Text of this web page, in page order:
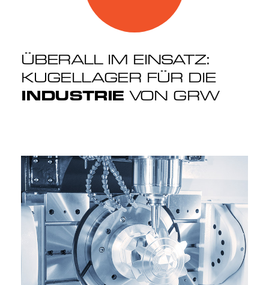
ÜBERALL IM EINSATZ:
KUGELLAGER FÜR DIE
INDUSTRIE VON GRW